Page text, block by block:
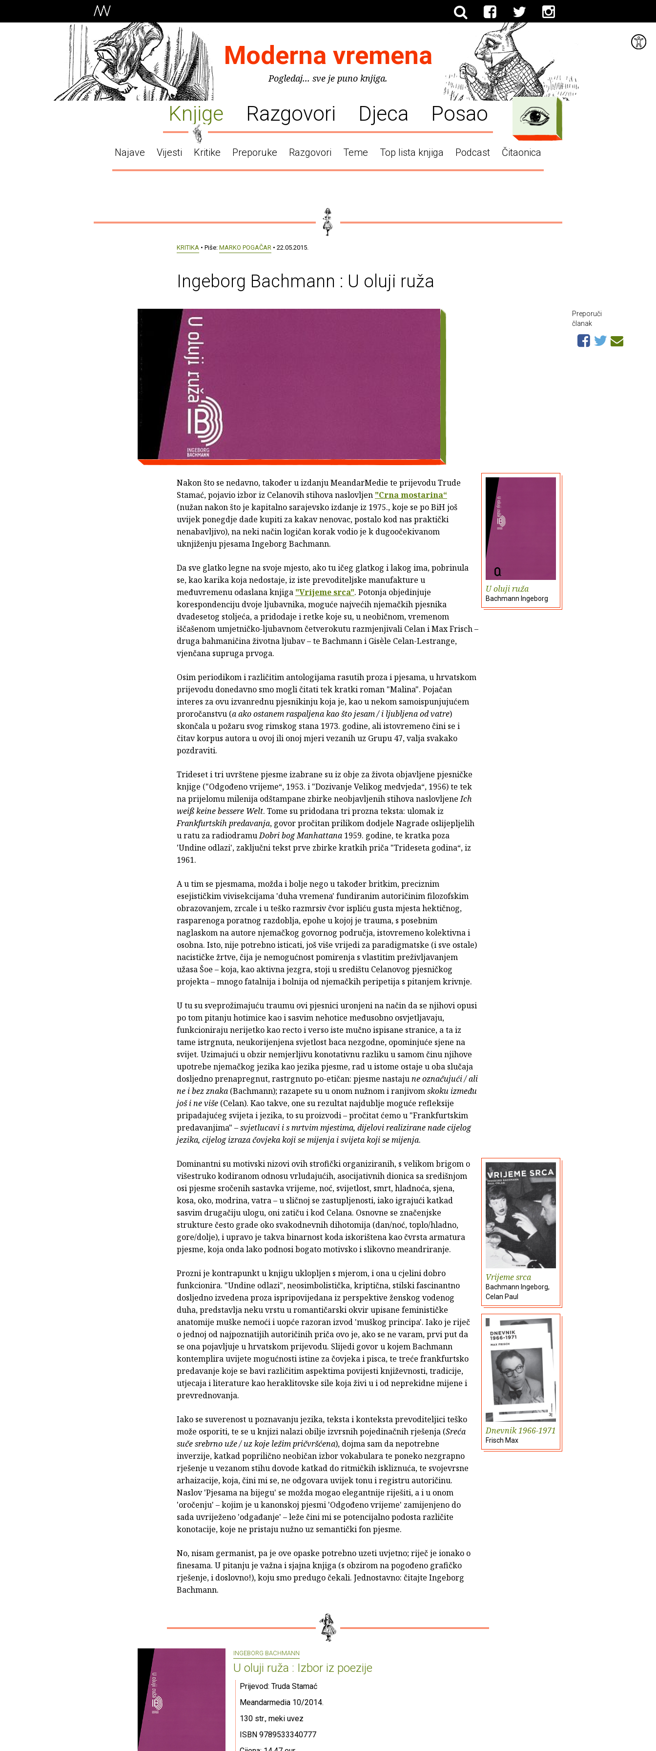
Moderna vremena
Pogledaj... sve je puno knjiga.
Knjige Razgovori Djeca Posao
Najave Vijesti Kritike Preporuke Razgovori Teme Top lista knjiga Podcast Čitaonica
KRITIKA • Piše: MARKO POGAČAR • 22.05.2015.
Ingeborg Bachmann : U oluji ruža
U oluji ruža
Bachmann Ingeborg
Nakon što se nedavno, također u izdanju MeandarMedie te prijevodu Trude
Stamać, pojavio izbor iz Celanovih stihova naslovljen "Crna mostarina“
(nužan nakon što je kapitalno sarajevsko izdanje iz 1975., koje se po BiH još
uvijek ponegdje dade kupiti za kakav nenovac, postalo kod nas praktički
nenabavljivo), na neki način logičan korak vodio je k dugoočekivanom
uknjiženju pjesama Ingeborg Bachmann.
Da sve glatko legne na svoje mjesto, ako tu ičeg glatkog i lakog ima, pobrinula
se, kao karika koja nedostaje, iz iste prevoditeljske manufakture u
međuvremenu odaslana knjiga "Vrijeme srca". Potonja objedinjuje
korespondenciju dvoje ljubavnika, moguće najvećih njemačkih pjesnika
dvadesetog stoljeća, a pridodaje i retke koje su, u neobičnom, vremenom
iščašenom umjetničko-ljubavnom četverokutu razmjenjivali Celan i Max Frisch –
druga bahmaničina životna ljubav – te Bachmann i Gisèle Celan-Lestrange,
vjenčana supruga prvoga.
Osim periodikom i različitim antologijama rasutih proza i pjesama, u hrvatskom
prijevodu donedavno smo mogli čitati tek kratki roman "Malina". Pojačan
interes za ovu izvanrednu pjesnikinju koja je, kao u nekom samoispunjujućem
proročanstvu (a ako ostanem raspaljena kao što jesam / i ljubljena od vatre)
skončala u požaru svog rimskog stana 1973. godine, ali istovremeno čini se i
čitav korpus autora u ovoj ili onoj mjeri vezanih uz Grupu 47, valja svakako
pozdraviti.
Trideset i tri uvrštene pjesme izabrane su iz obje za života objavljene pjesničke
knjige ("Odgođeno vrijeme“, 1953. i "Dozivanje Velikog medvjeda“, 1956) te tek
na prijelomu milenija odštampane zbirke neobjavljenih stihova naslovljeneIch
weiß keine bessere Welt. Tome su pridodana tri prozna teksta: ulomak iz
Frankfurtskih predavanja, govor pročitan prilikom dodjele Nagrade oslijepljelih
u ratu za radiodramuDobri bog Manhattana 1959. godine, te kratka poza
'Undine odlazi', zaključni tekst prve zbirke kratkih priča "Trideseta godina“, iz
1961.
A u tim se pjesmama, možda i bolje nego u također britkim, preciznim
esejističkim vivisekcijama 'duha vremena' fundiranim autoričinim filozofskim
obrazovanjem, zrcale i u teško razmrsiv čvor ispliću gusta mjesta hektičnog,
rasparenoga poratnog razdoblja, epohe u kojoj je trauma, s posebnim
naglaskom na autore njemačkog govornog područja, istovremeno kolektivna i
osobna. Isto, nije potrebno isticati, još više vrijedi za paradigmatske (i sve ostale)
nacističke žrtve, čija je nemogućnost pomirenja s vlastitim preživljavanjem
užasa Šoe – koja, kao aktivna jezgra, stoji u središtu Celanovog pjesničkog
projekta – mnogo fatalnija i bolnija od njemačkih peripetija s pitanjem krivnje.
U tu su sveprožimajuću traumu ovi pjesnici uronjeni na način da se njihovi opusi
po tom pitanju hotimice kao i sasvim nehotice međusobno osvjetljavaju,
funkcioniraju nerijetko kao recto i verso iste mučno ispisane stranice, a ta iz
tame istrgnuta, neukorijenjena svjetlost baca nezgodne, opominjuće sjene na
svijet. Uzimajući u obzir nemjerljivu konotativnu razliku u samom činu njihove
upotrebe njemačkog jezika kao jezika pjesme, rad u istome ostaje u oba slučaja
dosljedno prenapregnut, rastrgnuto po-etičan: pjesme nastajune označujući / ali
ne i bez znaka (Bachmann); razapete su u onom nužnom i ranjivomskoku između
još i ne više (Celan). Kao takve, one su rezultat najdublje moguće refleksije
pripadajućeg svijeta i jezika, to su proizvodi – pročitat ćemo u "Frankfurtskim
predavanjima" –svjetlucavi i s mrtvim mjestima, dijelovi realizirane nade cijelog
jezika, cijelog izraza čovjeka koji se mijenja i svijeta koji se mijenja.
Vrijeme srca
Bachmann Ingeborg,
Celan Paul
Dnevnik 1966-1971
Frisch Max
Dominantni su motivski nizovi ovih strofički organiziranih, s velikom brigom o
višestruko kodiranom odnosu vrludajućih, asocijativnih dionica sa središnjom
osi pjesme sročenih sastavka vrijeme, noć, svijetlost, smrt, hladnoća, sjena,
kosa, oko, modrina, vatra – u sličnoj se zastupljenosti, iako igrajući katkad
sasvim drugačiju ulogu, oni zatiču i kod Celana. Osnovne se značenjske
strukture često grade oko svakodnevnih dihotomija (dan/noć, toplo/hladno,
gore/dolje), i upravo je takva binarnost koda iskorištena kao čvrsta armatura
pjesme, koja onda lako podnosi bogato motivsko i slikovno meandriranje.
Prozni je kontrapunkt u knjigu uklopljen s mjerom, i ona u cjelini dobro
funkcionira. "Undine odlazi", neosimbolistička, kriptična, stilski fascinantno
dosljedno izvedena proza ispripovijedana iz perspektive ženskog vodenog
duha, predstavlja neku vrstu u romantičarski okvir upisane feminističke
anatomije muške nemoći i uopće razoran izvod 'muškog principa'. Iako je riječ
o jednoj od najpoznatijih autoričinih priča ovo je, ako se ne varam, prvi put da
se ona pojavljuje u hrvatskom prijevodu. Slijedi govor u kojem Bachmann
kontemplira uvijete mogućnosti istine za čovjeka i pisca, te treće frankfurtsko
predavanje koje se bavi različitim aspektima povijesti književnosti, tradicije,
utjecaja i literature kao heraklitovske sile koja živi u i od neprekidne mijene i
prevrednovanja.
Iako se suverenost u poznavanju jezika, teksta i konteksta prevoditeljici teško
može osporiti, te se u knjizi nalazi obilje izvrsnih pojedinačnih rješenja (Sreća
suče srebrno uže / uz koje ležim pričvršćena), dojma sam da nepotrebne
inverzije, katkad poprilično neobičan izbor vokabulara te poneko nezgrapno
rješenje u vezanom stihu dovode katkad do ritmičkih iskliznuća, te svojevrsne
arhaizacije, koja, čini mi se, ne odgovara uvijek tonu i registru autoričinu.
Naslov 'Pjesama na bijegu' se možda mogao elegantnije riješiti, a i u onom
'oročenju' – kojim je u kanonskoj pjesmi 'Odgođeno vrijeme' zamijenjeno do
sada uvriježeno 'odgađanje' – leže čini mi se potencijalno podosta različite
konotacije, koje ne pristaju nužno uz semantički fon pjesme.
No, nisam germanist, pa je ove opaske potrebno uzeti uvjetno; riječ je ionako o
finesama. U pitanju je važna i sjajna knjiga (s obzirom na pogođeno grafičko
rješenje, i doslovno!), koju smo predugo čekali. Jednostavno: čitajte Ingeborg
Bachmann.
INGEBORG BACHMANN
U oluji ruža : Izbor iz poezije
Prijevod: Truda Stamać
Meandarmedia 10/2014.
130 str., meki uvez
ISBN 9789533340777
Preporuči
članak